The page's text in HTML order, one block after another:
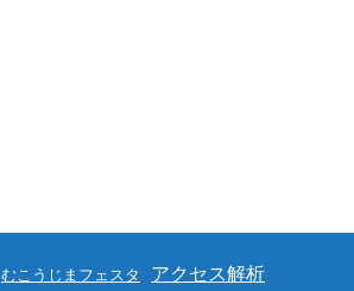
むこうじまフェスタ アクセス解析